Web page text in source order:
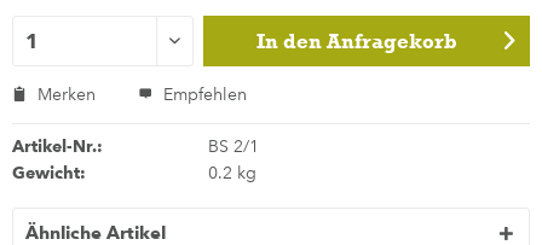
In den Anfragekorb
Merken Empfehlen
Artikel-Nr.: BS 2/1
Gewicht: 0.2 kg
Ähnliche Artikel